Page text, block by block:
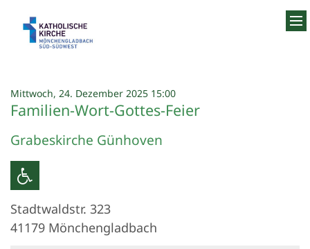
Mittwoch, 24. Dezember 2025 15:00:
Familien-Wort-Gottes-Feier
Grabeskirche Günhoven
Stadtwaldstr. 323
41179 Mönchengladbach